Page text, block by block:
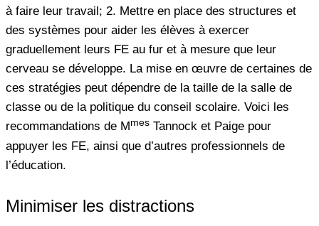
à faire leur travail; 2. Mettre en place des structures et
des systèmes pour aider les élèves à exercer
graduellement leurs FE au fur et à mesure que leur
cerveau se développe. La mise en œuvre de certaines de
ces stratégies peut dépendre de la taille de la salle de
classe ou de la politique du conseil scolaire. Voici les
recommandations de Mmes Tannock et Paige pour
appuyer les FE, ainsi que d’autres professionnels de
l’éducation.
Minimiser les distractions